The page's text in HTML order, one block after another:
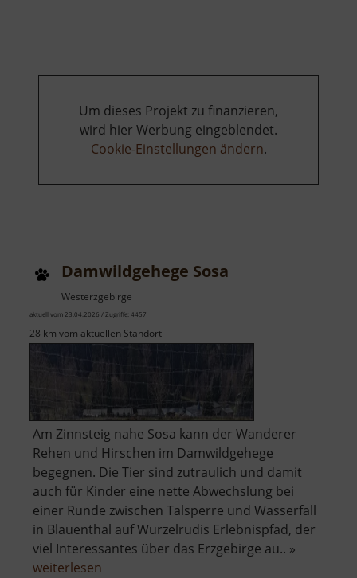
Um dieses Projekt zu finanzieren,
wird hier Werbung eingeblendet.
Cookie-Einstellungen ändern.
Damwildgehege Sosa
Westerzgebirge
aktuell vom 23.04.2026 / Zugriffe: 4457
28 km vom aktuellen Standort
Am Zinnsteig nahe Sosa kann der Wanderer
Rehen und Hirschen im Damwildgehege
begegnen. Die Tier sind zutraulich und damit
auch für Kinder eine nette Abwechslung bei
einer Runde zwischen Talsperre und Wasserfall
in Blauenthal auf Wurzelrudis Erlebnispfad, der
viel Interessantes über das Erzgebirge au.. »
weiterlesen